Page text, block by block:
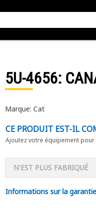
5U-4656:
Marque: Cat
CE PRODUIT EST-IL
Ajoutez votre équipement
N'EST PLUS FABRIQUÉ
Informations sur la garantie